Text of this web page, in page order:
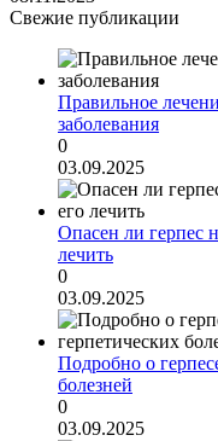
Свежие публикации
Правильное
заболевания
0
03.09.2025
Опасен ли герпес
лечить
0
03.09.2025
Подробно о
болезней
0
03.09.2025